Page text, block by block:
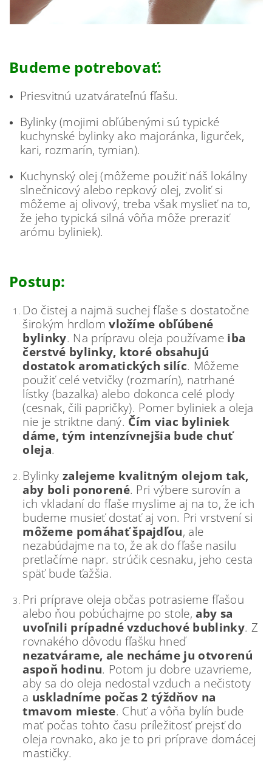
Budeme potrebovať:
Priesvitnú uzatvárateľnú fľašu.
Bylinky (mojimi obľúbenými sú typické
kuchynské bylinky ako majoránka, ligurček,
kari, rozmarín, tymian).
Kuchynský olej (môžeme použiť náš lokálny
slnečnicový alebo repkový olej, zvoliť si
môžeme aj olivový, treba však myslieť na to,
že jeho typická silná vôňa môže preraziť
arómu byliniek).
Postup:
Do čistej a najmä suchej fľaše s dostatočne
širokým hrdlom vložíme obľúbené
bylinky. Na prípravu oleja používame iba
čerstvé bylinky, ktoré obsahujú
dostatok aromatických silíc. Môžeme
použiť celé vetvičky (rozmarín), natrhané
lístky (bazalka) alebo dokonca celé plody
(cesnak, čili papričky). Pomer byliniek a oleja
nie je striktne daný. Čím viac byliniek
dáme, tým intenzívnejšia bude chuť
oleja.
Bylinky zalejeme kvalitným olejom tak,
aby boli ponorené. Pri výbere surovín a
ich vkladaní do fľaše myslime aj na to, že ich
budeme musieť dostať aj von. Pri vrstvení si
môžeme pomáhať špajdľou, ale
nezabúdajme na to, že ak do fľaše nasilu
pretlačíme napr. strúčik cesnaku, jeho cesta
späť bude ťažšia.
Pri príprave oleja občas potrasieme fľašou
alebo ňou pobúchajme po stole,aby sa
uvoľnili prípadné vzduchové bublinky. Z
rovnakého dôvodu fľašku hneď
nezatvárame, ale necháme ju otvorenú
aspoň hodinu. Potom ju dobre uzavrieme,
aby sa do oleja nedostal vzduch a nečistoty
a uskladníme počas 2 týždňov na
tmavom mieste. Chuť a vôňa bylín bude
mať počas tohto času príležitosť prejsť do
oleja rovnako, ako je to pri príprave domácej
mastičky.